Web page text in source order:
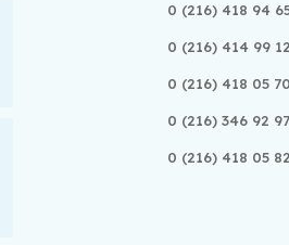
0 (216) 418 94
0 (216) 414 99 12
0 (216) 418 05 70
0 (216) 346 92 97
0 (216) 418 05 82